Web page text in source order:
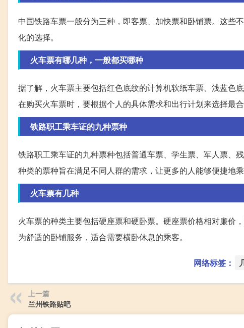
中国铁路车票一般分为三种，即客票、加快票和卧铺票。这些
化的选择。
火车票有哪几种，一般都买哪种
据了解，火车票主要包括红色底纹的计算机软纸车票、浅蓝色
在购买火车票时，要根据个人的具体需求和出行计划来选择最合
铁路职工乘车证的九种票种
铁路职工乘车证的九种票种包括普通车票、学生票、军人票、
种类的票种旨在满足不同人群的需求，让更多的人能够便捷地乘
火车票有几种
火车票的种类主要包括硬座票和硬卧票。硬座票价格相对廉价
为舒适的卧铺服务，适合需要横卧休息的乘客。
网络标签：
上一篇
兰州铁路贴吧